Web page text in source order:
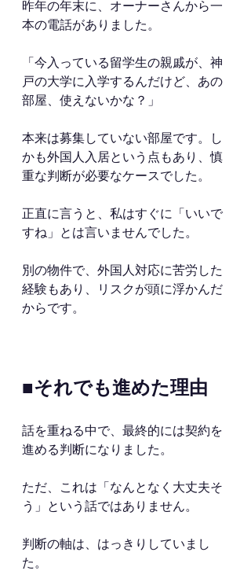
昨年の年末に、オーナーさんから一
本の電話がありました。
「今入っている留学生の親戚が、神
戸の大学に入学するんだけど、あの
部屋、使えないかな？」
本来は募集していない部屋です。し
かも外国人入居という点もあり、慎
重な判断が必要なケースでした。
正直に言うと、私はすぐに「いいで
すね」とは言いませんでした。
別の物件で、外国人対応に苦労した
経験もあり、リスクが頭に浮かんだ
からです。
■それでも進めた理由
話を重ねる中で、最終的には契約を
進める判断になりました。
ただ、これは「なんとなく大丈夫そ
う」という話ではありません。
判断の軸は、はっきりしていまし
た。